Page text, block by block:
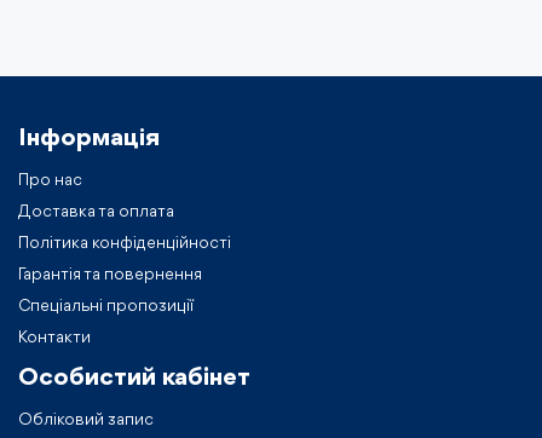
Інформація
Про нас
Доставка та оплата
Політика конфіденційності
Гарантія та повернення
Спеціальні пропозиції
Контакти
Особистий кабiнет
Обліковий запис